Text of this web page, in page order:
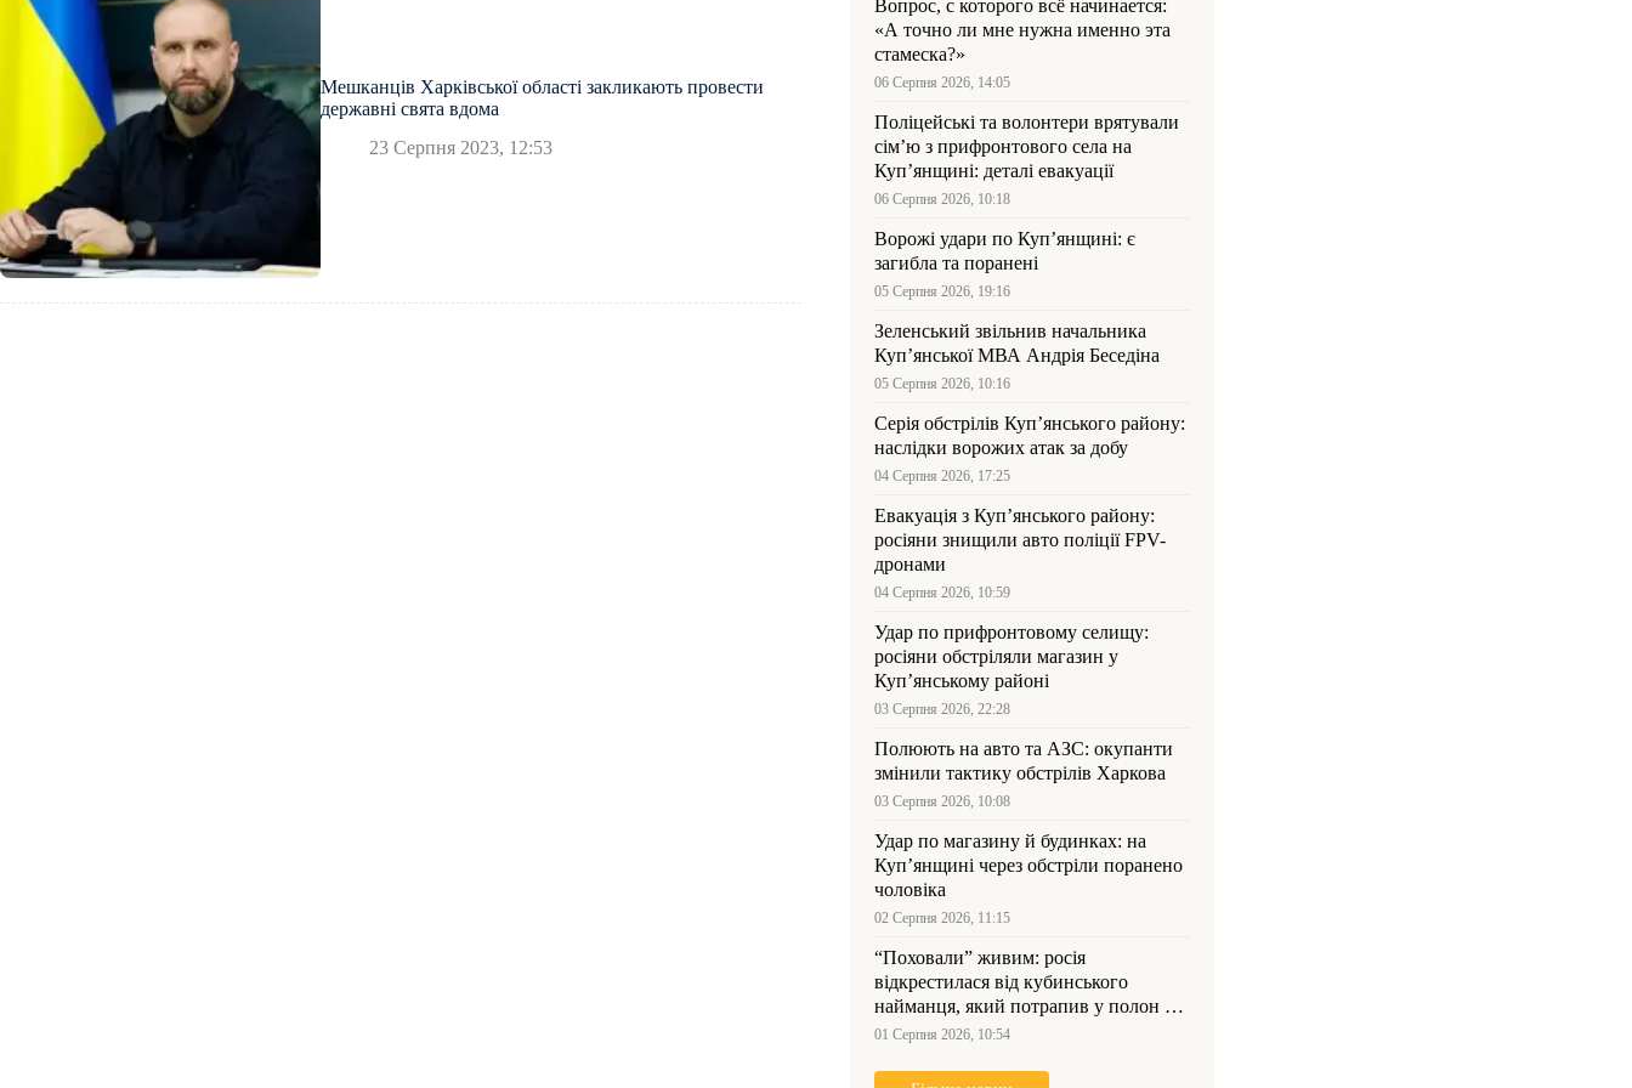
Мешканців Харківської області закликають провести
державні свята вдома
23 Серпня 2023, 12:53
Вопрос, с которого всё начинается:
«А точно ли мне нужна именно эта
стамеска?»
06 Серпня 2026, 14:05
Поліцейські та волонтери врятували
сім’ю з прифронтового села на
Куп’янщині: деталі евакуації
06 Серпня 2026, 10:18
Ворожі удари по Куп’янщині: є
загибла та поранені
05 Серпня 2026, 19:16
Зеленський звільнив начальника
Купʼянської МВА Андрія Беседіна
05 Серпня 2026, 10:16
Серія обстрілів Куп’янського району:
наслідки ворожих атак за добу
04 Серпня 2026, 17:25
Евакуація з Куп’янського району:
росіяни знищили авто поліції FPV-
дронами
04 Серпня 2026, 10:59
Удар по прифронтовому селищу:
росіяни обстріляли магазин у
Куп’янському районі
03 Серпня 2026, 22:28
Полюють на авто та АЗС: окупанти
змінили тактику обстрілів Харкова
03 Серпня 2026, 10:08
Удар по магазину й будинках: на
Куп’янщині через обстріли поранено
чоловіка
02 Серпня 2026, 11:15
“Поховали” живим: росія
відкрестилася від кубинського
найманця, який потрапив у полон на
Куп’янщині
01 Серпня 2026, 10:54